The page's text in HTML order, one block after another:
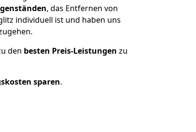
, das Entfernen von
individuell ist und haben uns
den besten Preis-Leistungen zu
sparen.